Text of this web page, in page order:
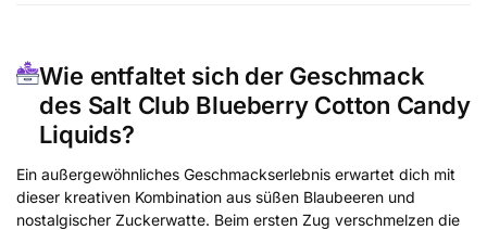
Wie entfaltet sich der Geschmack
des Salt Club Blueberry Cotton Candy
Liquids?
Ein außergewöhnliches Geschmackserlebnis erwartet dich mit
dieser kreativen Kombination aus süßen Blaubeeren und
nostalgischer Zuckerwatte. Beim ersten Zug verschmelzen die